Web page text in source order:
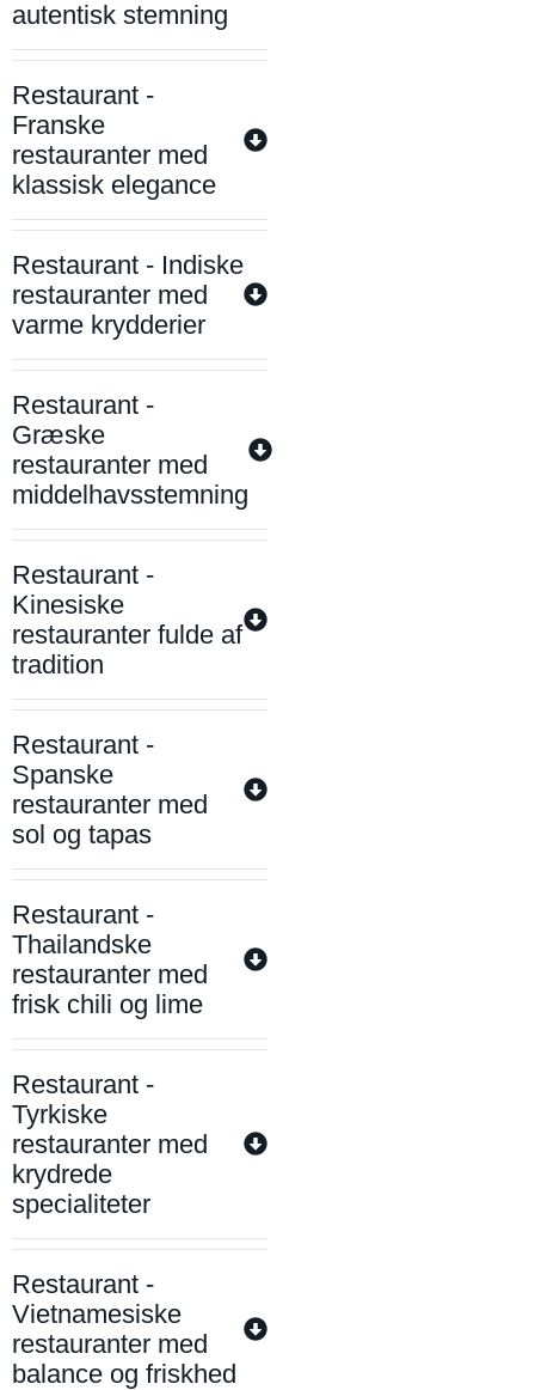
autentisk stemning
Restaurant -
Franske
restauranter med
klassisk elegance
Restaurant - Indiske
restauranter med
varme krydderier
Restaurant -
Græske
restauranter med
middelhavsstemning
Restaurant -
Kinesiske
restauranter fulde af
tradition
Restaurant -
Spanske
restauranter med
sol og tapas
Restaurant -
Thailandske
restauranter med
frisk chili og lime
Restaurant -
Tyrkiske
restauranter med
krydrede
specialiteter
Restaurant -
Vietnamesiske
restauranter med
balance og friskhed